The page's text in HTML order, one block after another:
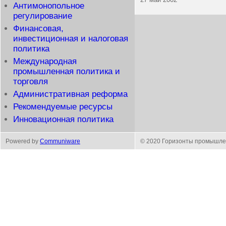
Антимонопольное
регулирование
Финансовая,
инвестиционная и налоговая
политика
Международная
промышленная политика и
торговля
Административная реформа
Рекомендуемые ресурсы
Инновационная политика
Powered by Communiware © 2020 Горизонты